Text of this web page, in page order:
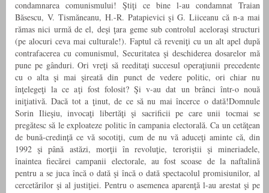
condamnarea comunismului! Ştiţi ce bine l-au condamnat Traian
Băsescu, V. Tismăneanu, H.-R. Patapievici şi G. Liiceanu că n-a mai
rămas nici urmă de el, deşi ţara geme sub controlul aceloraşi structuri
(pe alocuri ceva mai culturale!). Faptul că reveniţi cu un alt apel după
contrafacerea cu comunismul, Securitatea şi deschiderea dosarelor mă
pune pe gânduri. Ori vreţi să reeditaţi succesul operaţiunii precedente
cu o alta şi mai şireată din punct de vedere politic, ori chiar nu
înţelegeţi la ce aţi fost folosit? Şi v-au dat un brânci într-o nouă
iniţiativă. Dacă tot a ţinut, de ce să nu mai încerce o dată!Domnule
Sorin Ilieşiu, invocaţi libertăţi şi sacrificii pe care unii tocmai se
pregătesc să le exploateze politic în campania electorală. Ca un cetăţean
de bună-credinţă ce vă socotiţi, cum de nu vă aduceţi aminte că, din
1992 şi până astăzi, morţii în revoluţie, teroriştii şi mineriadele,
înaintea fiecărei campanii electorale, au fost scoase de la naftalină
pentru a se juca încă o dată şi încă o dată spectacolul promisiunilor, al
cercetărilor şi al justiţiei. Pentru o asemenea aparenţă l-au arestat şi pe